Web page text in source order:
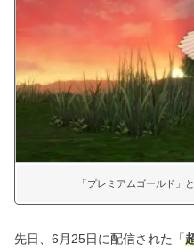
「プレミアムゴールド」
先日、6月25日に配信された「